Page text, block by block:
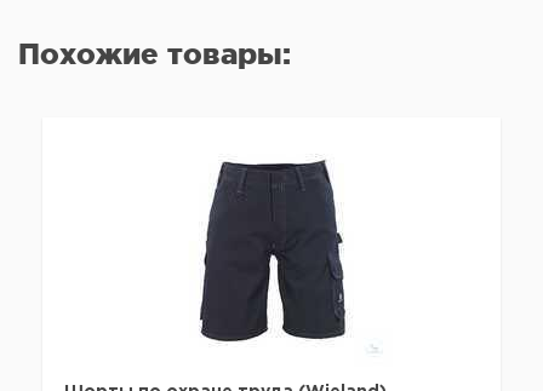
Похожие товары: